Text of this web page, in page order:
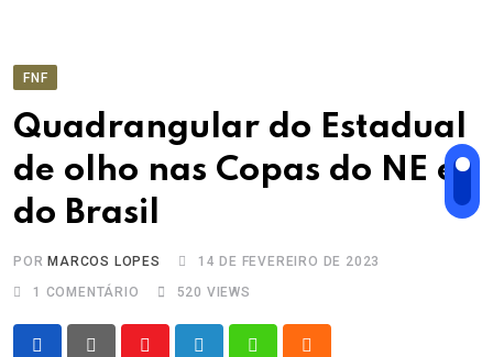
FNF
Quadrangular do Estadual
de olho nas Copas do NE e
do Brasil
POR MARCOS LOPES
14 DE FEVEREIRO DE 2023
1
COMENTÁRIO 520 VIEWS